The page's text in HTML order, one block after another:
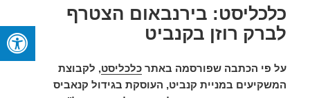
כלכליסט: בירנבאום הצטרף
לברק רוזן בקנביט
על פי הכתבה שפורסמה באתרכלכליסט, לקבוצת
המשקיעים במניית קנביט, העוסקת בגידול קנאביס